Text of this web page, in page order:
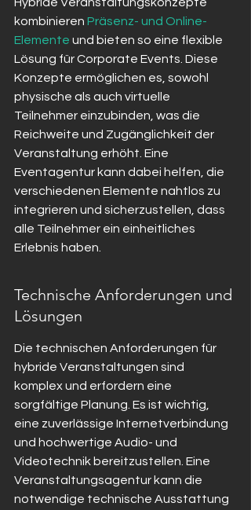
kombinieren Präsenz- und Online-
Elemente und bieten so eine flexible
Lösung für Corporate Events. Diese
Konzepte ermöglichen es, sowohl
physische als auch virtuelle
Teilnehmer einzubinden, was die
Reichweite und Zugänglichkeit der
Veranstaltung erhöht. Eine
Eventagentur kann dabei helfen, die
verschiedenen Elemente nahtlos zu
integrieren und sicherzustellen, dass
alle Teilnehmer ein einheitliches
Erlebnis haben.
Technische Anforderungen und
Lösungen
Die technischen Anforderungen für
hybride Veranstaltungen sind
komplex und erfordern eine
sorgfältige Planung. Es ist wichtig,
eine zuverlässige Internetverbindung
und hochwertige Audio- und
Videotechnik bereitzustellen. Eine
Veranstaltungsagentur kann die
notwendige technische Ausstattung